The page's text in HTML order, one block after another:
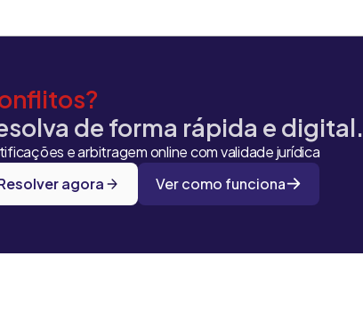
de forma rápida e digital.
e arbitragem online com validade jurídica
agora
Ver como funciona